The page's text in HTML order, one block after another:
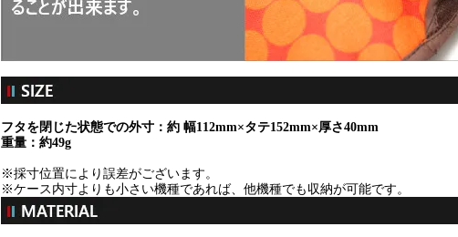
フタを閉じた状態での外寸：約 幅112mm×タテ152mm×厚さ40mm
重量：約49g
※採寸位置により誤差がございます。
※ケース内寸よりも小さい機種であれば、他機種でも収納が可能です。